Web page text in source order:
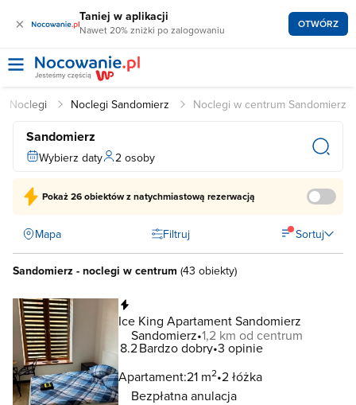
× Taniej w aplikacji
Nawet 20% zniżki po zalogowaniu OTWÓRZ
Noclegi Noclegi Sandomierz Noclegi w centrum Sandomierz
Sandomierz
Wybierz daty 2 osoby
Pokaż26 obiektówz natychmiastową rezerwacją
Mapa Filtruj Sortuj
Sandomierz - noclegi w centrum (43 obiekty)
Ice King Apartament Sandomierz
Sandomierz 1,2 km od centrum
8.2Bardzo dobry 3 opinie
Apartament:21 m2 2 łóżka
Bezpłatna anulacja